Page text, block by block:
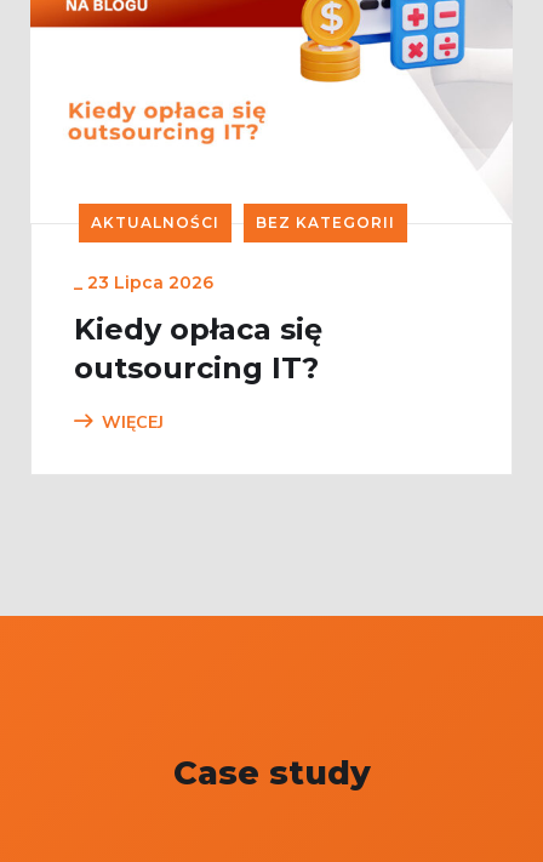
AKTUALNOŚCI BEZ KATEGORII
_ 23 Lipca 2026
Kiedy opłaca się
outsourcing IT?
WIĘCEJ
Case study